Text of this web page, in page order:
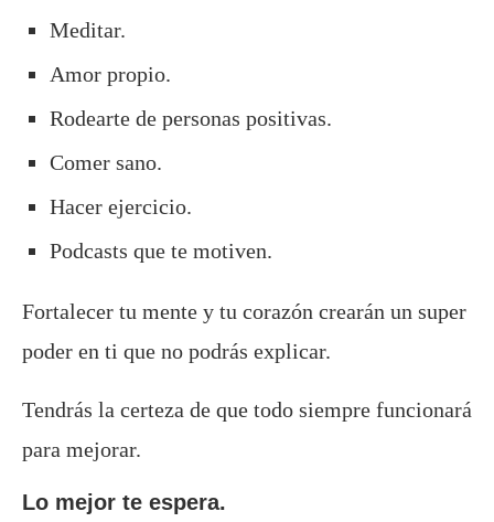
Meditar.
Amor propio.
Rodearte de personas positivas.
Comer sano.
Hacer ejercicio.
Podcasts que te motiven.
Fortalecer tu mente y tu corazón crearán un super
poder en ti que no podrás explicar.
Tendrás la certeza de que todo siempre funcionará
para mejorar.
Lo mejor te espera.